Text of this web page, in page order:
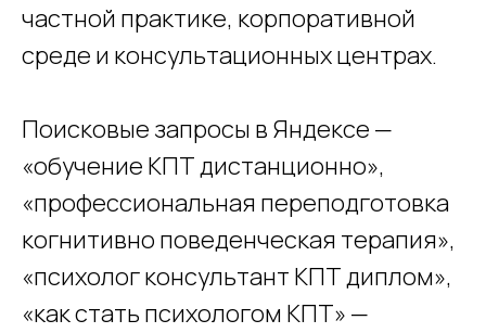
частной практике, корпоративной
среде и консультационных центрах.
Поисковые запросы в Яндексе —
«обучение КПТ дистанционно»,
«профессиональная переподготовка
когнитивно поведенческая терапия»,
«психолог консультант КПТ диплом»,
«как стать психологом КПТ» —